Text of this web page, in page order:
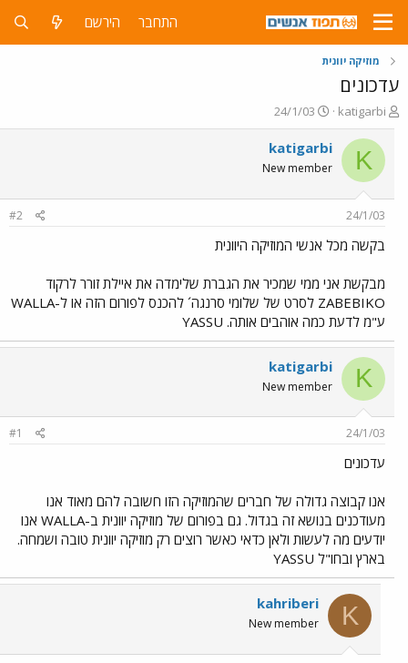
התחבר הירשם
מוזיקה יוונית
עדכונים
פ
ו
ת
ח
ה
ש
א
katigarbi
פ
ו
ר
ס
ם
ר
24/1/03
K
katigarbi
New member
24/1/03
#2
בקשה מכל אנשי המוזיקה היוונית
מבקשת אני ממי שמכיר את הגברת שלימדה את איילת זורר לרקוד
ZABEBIKO לסרט של שלומי סרנגה´ להכנס לפורום הזה או ל-WALLA
ע"מ לדעת כמה אוהבים אותה. YASSU
K
katigarbi
New member
24/1/03
#1
עדכונים
אנו קבוצה גדולה של חברים שהמוזיקה הזו חשובה להם מאוד אנו
מעודכנים בנושא זה בגדול. גם בפורום של מוזיקה יוונית ב-WALLA אנו
יודעים מה לעשות ולאן כדאי כאשר רוצים רק מוזיקה יוונית טובה ושמחה.
בארץ ובחו"ל YASSU
K
kahriberi
New member